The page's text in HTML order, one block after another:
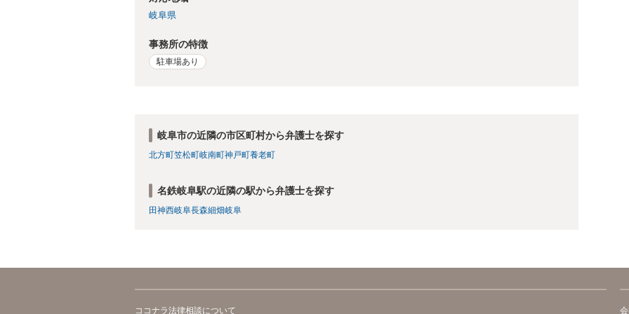
岐阜県
事務所の特徴
駐車場あり
岐阜市の近隣の市区町村から弁護士を探す
北方町笠松町岐南町神戸町養老町
名鉄岐阜駅の近隣の駅から弁護士を探す
田神西岐阜長森細畑岐阜
ココナラ法律相談について